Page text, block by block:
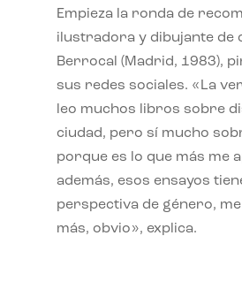
Empieza la ronda de
ilustradora y dibujante de
Berrocal (Madrid, 1983),
sus redes sociales. «La
leo muchos libros sobre
ciudad, pero sí mucho
porque es lo que más me
además, esos ensayos
perspectiva de género,
más, obvio», explica.